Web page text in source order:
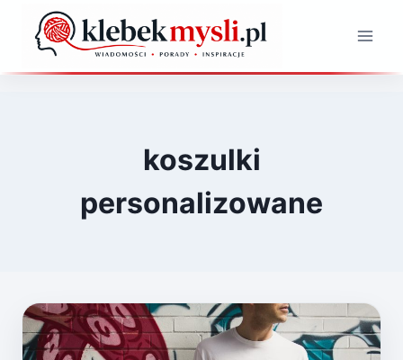
Przejdź
koszulki
personalizowane